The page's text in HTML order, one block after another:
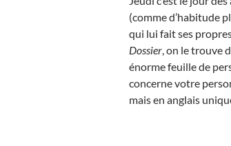
(comme d’habitude
qui lui fait ses
Dossier, on le trouve
énorme feuille de
concerne votre
mais en anglais